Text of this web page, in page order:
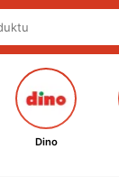
Dino